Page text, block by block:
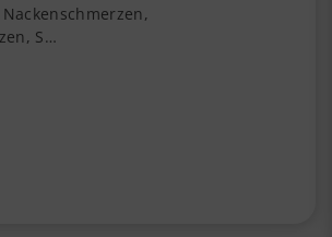
S…